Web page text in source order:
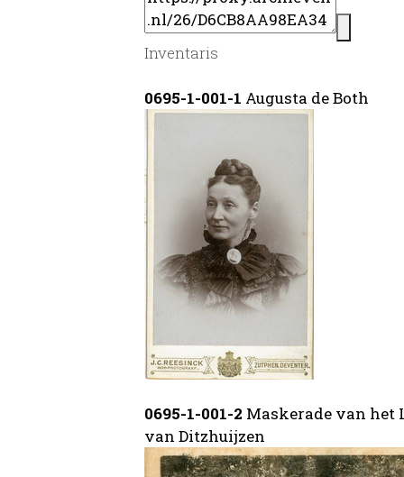
Inventaris
0695-1-001-1 Augusta de Both
0695-1-001-2 Maskerade van het
van Ditzhuijzen